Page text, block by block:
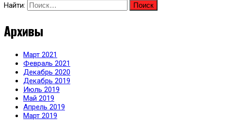
Найти:
Архивы
Март 2021
Февраль 2021
Декабрь 2020
Декабрь 2019
Июль 2019
Май 2019
Апрель 2019
Март 2019